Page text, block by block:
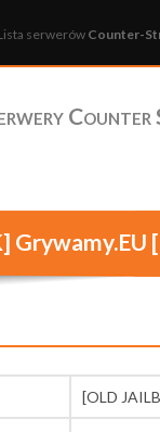
serwerówCounter-
Counter
Grywamy.EU
[OLD